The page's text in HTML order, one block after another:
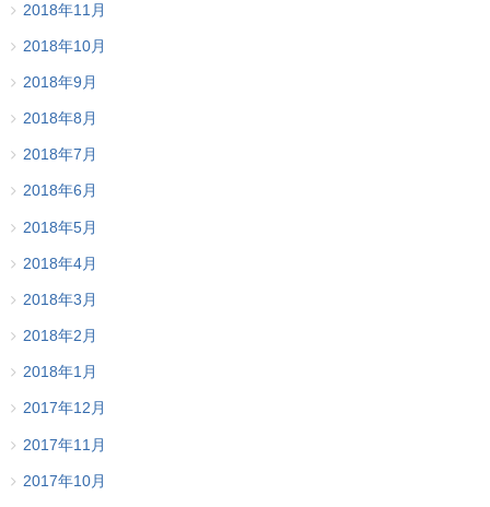
2018年11月
2018年10月
2018年9月
2018年8月
2018年7月
2018年6月
2018年5月
2018年4月
2018年3月
2018年2月
2018年1月
2017年12月
2017年11月
2017年10月